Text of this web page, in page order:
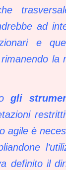
ad
e
la
gli
agile è
definito il